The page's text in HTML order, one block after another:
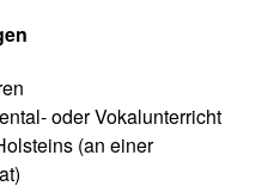
oder Vokalunterricht
(an einer